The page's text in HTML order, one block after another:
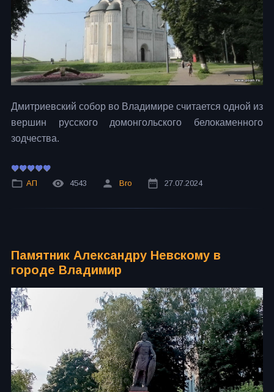
Дмитриевский собор во Владимире считается одной из
вершин русского домонгольского белокаменного
зодчества.
АП 4543 Bro 27.07.2024
Памятник Александру Невскому в
городе Владимир